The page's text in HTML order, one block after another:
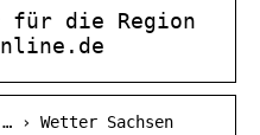
für die Region
› Wetter Sachsen